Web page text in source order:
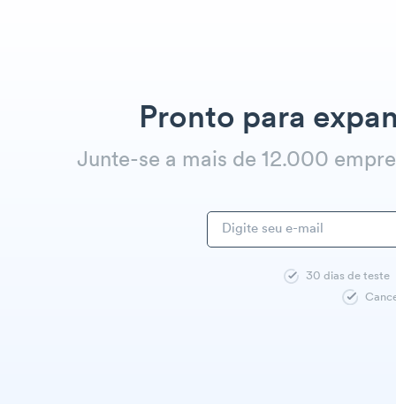
Pronto para
Junte-se a mais de 12.000
30 dias de teste